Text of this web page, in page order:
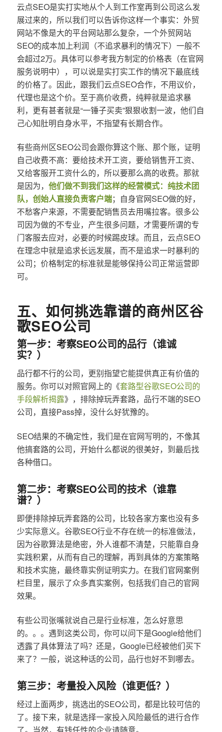
云点SEO是实打实地从个人到工作室再到公司这么发
展过来的，所以我们可以告诉你这样一个事实：外贸
网站不像是大的平台网站那么复杂，一个外贸网站
SEO的成本加上利润（不追求暴利的情况下）一般不
会超过2万。具体可以参考我方制定的价格表（在官网
服务说明中），可以说是实打实工作的情况下最底线
的价格了。因此，跟我们云点SEO合作，不用议价，
代理也是这个价。至于高价收费，纯粹就是追求暴
利，更有甚者就是“一锤子买卖”狠狠收割一波，他们自
己心知肚明自身水平，不指望有长期合作。
有些商州区SEO公司会跟你算这个账、那个账，证明
自己收费不高：要给技术开工资，要给销售开工资、
又给客服开工资什么的，所以要那么高的收费。那就
是因为， 他们做不到我们这样的经营模式：纯技术团
队，创始人直接负责客户端；自身官网SEO做的好，
不愁客户来源，不需要配销售员去用嘴拉客。很多公
司因为做的不专业，产生很多问题，才需要所谓的专
门客服去应对，必要的时候踢皮球。而且，云点SEO
在理念中就是追求长远发展，而不是追求一时暴利的
公司；价格制定的标准就是能够保持公司正常运营即
可。
五、如何挑选靠谱的商州区谷
歌SEO公司
第一步：考察SEO公司的品行（谁诚
实？）
品行都不行的公司，更别指望它能提供真正有价值的
服务。你可以对照官网上的《套路型谷歌SEO公司的
手段解析揭露》，排除掉玩弄套路，品行不端的SEO
公司，直接Pass掉，没什么好犹豫的。
SEO结果的不确定性，我们是在官网写明的，不像其
他搞套路的公司，开始什么都说的很美好，到最后找
各种借口。
第二步：考察SEO公司的技术（谁靠
谱？）
即便排除掉玩弄套路的公司，比较各家方案也没有多
少实际意义。谷歌SEO行业不存在统一的标准做法，
因为谷歌算法是绝密，外人谁都不清楚，只能靠自身
实践积累，从而有自己的理解，再到具体的方案策略
和技术实施，最终靠实例证明实力。在我们官网案例
栏目里，展示了众多真实案例，包括我们自己的官网
效果。
有些公司张嘴就说自己是行业标准，怎么好意思
的。。。遇到这类公司，你可以问下是Google给他们
透露了具体算法了吗？还是，Google已经被他们买下
来了？一般，说这种话的公司，品行也好不到哪去。
第三步：考量投入风险（谁更低？）
经过上面两步，挑选出的SEO公司，都是比较可信的
了。接下来，就是选择一家投入风险最低的进行合作